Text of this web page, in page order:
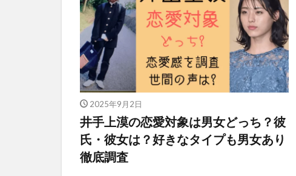
2025年9月2日
井手上漠の恋愛対象は男女どっち？彼
氏・彼女は？好きなタイプも男女あり
徹底調査